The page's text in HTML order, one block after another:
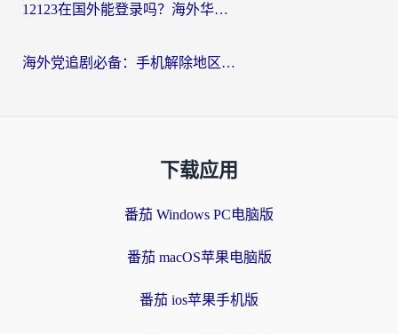
12123在国外能登录吗？海外华人必看的回国加速实用指南
海外党追剧必备：手机解除地区限制app怎么选？解决央视视频&国内剧地区限制全指南
下载应用
番茄 Windows PC电脑版
番茄 macOS苹果电脑版
番茄 ios苹果手机版